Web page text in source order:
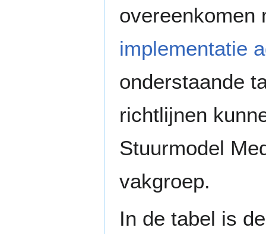
overeenkomen
implementatie
onderstaande
richtlijnen
Stuurmodel
vakgroep.
In de tabel is